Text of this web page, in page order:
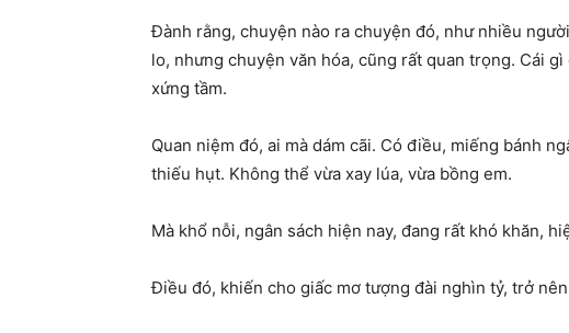
Đành rằng, chuyện nào ra chuyện đó, như nhiều
lo, nhưng chuyện văn hóa, cũng rất quan trọng. Cái
xứng tầm.
Quan niệm đó, ai mà dám cãi. Có điều, miếng bánh
thiếu hụt. Không thể vừa xay lúa, vừa bồng em.
Mà khổ nỗi, ngân sách hiện nay, đang rất khó khăn,
Điều đó, khiến cho giấc mơ tượng đài nghìn tỷ, trở